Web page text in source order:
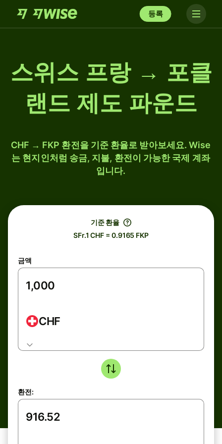
등록
스위스 프랑 → 포클
랜드 제도 파운드
CHF → FKP 환전을 기준 환율로 받아보세요. Wise
는 현지인처럼 송금, 지불, 환전이 가능한 국제 계좌
입니다.
기준 환율
SFr.1 CHF = 0.9165 FKP
금액
CHF
환전: